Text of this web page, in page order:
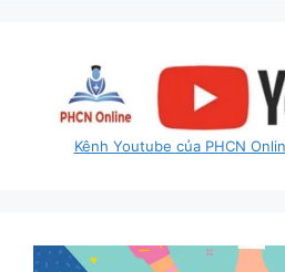
Kênh Youtube của PHCN